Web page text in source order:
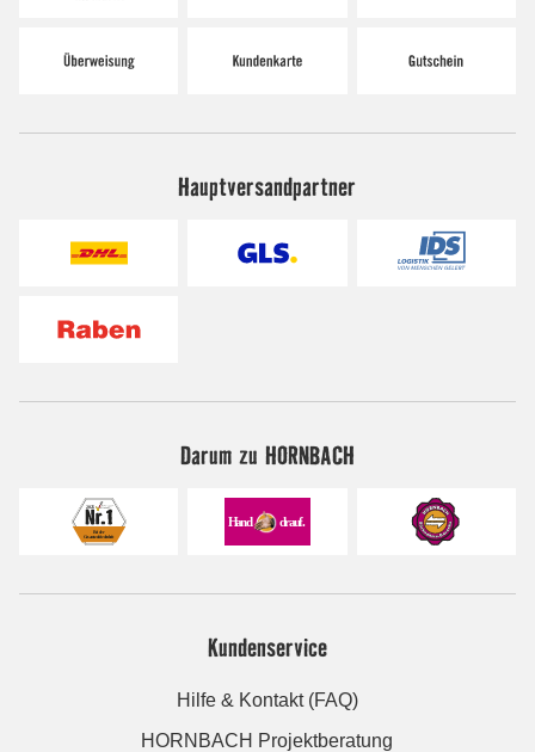
Hauptversandpartner
Darum zu HORNBACH
Kundenservice
Hilfe & Kontakt (FAQ)
HORNBACH Projektberatung